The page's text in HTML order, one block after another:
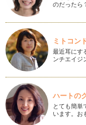
最新！コーヒー情報！
最近、コーヒー業界
いう「その年その国で
コーヒーの値段の違い
お野菜と同じように、
す。 …
妊娠中のカフェイン
妊娠すると、カフェ
れだけは、妊娠する
のだった
ミトコン
最近耳にす
ンチエイジ
ハートの
とても簡単
います。お